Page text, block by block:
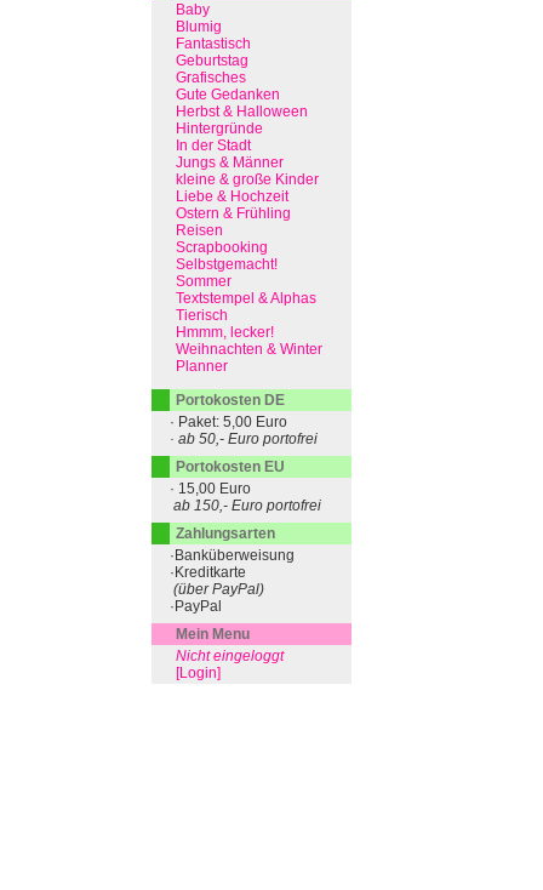
Baby
Blumig
Fantastisch
Geburtstag
Grafisches
Gute Gedanken
Herbst & Halloween
Hintergründe
In der Stadt
Jungs & Männer
kleine & große Kinder
Liebe & Hochzeit
Ostern & Frühling
Reisen
Scrapbooking
Selbstgemacht!
Sommer
Textstempel & Alphas
Tierisch
Hmmm, lecker!
Weihnachten & Winter
Planner
Portokosten DE
· Paket: 5,00 Euro
· ab 50,- Euro portofrei
Portokosten EU
· 15,00 Euro
ab 150,- Euro portofrei
Zahlungsarten
·Banküberweisung
·Kreditkarte
(über PayPal)
·PayPal
Mein Menu
Nicht eingeloggt
[Login]